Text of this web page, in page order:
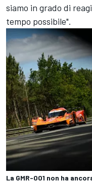
siamo in grado di
tempo possibile".
La GMR-001 non ha